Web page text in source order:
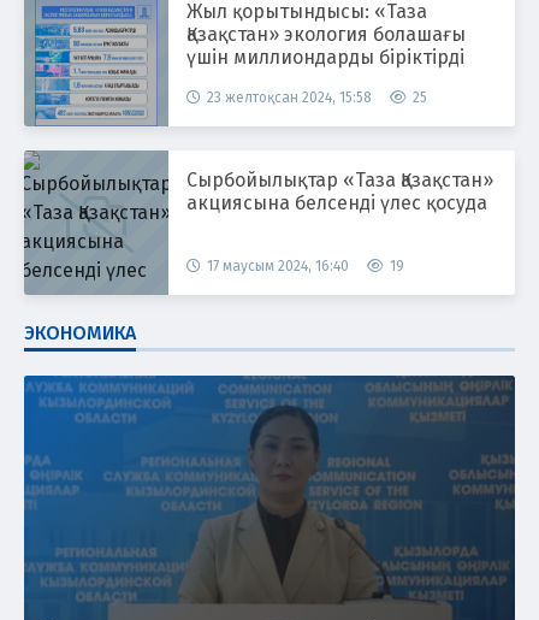
Жыл қорытындысы: «Таза
Қазақстан» экология болашағы
үшін миллиондарды біріктірді
23 желтоқсан 2024, 15:58 25
Сырбойылықтар «Таза Қазақстан»
акциясына белсенді үлес қосуда
17 маусым 2024, 16:40 19
ЭКОНОМИКА